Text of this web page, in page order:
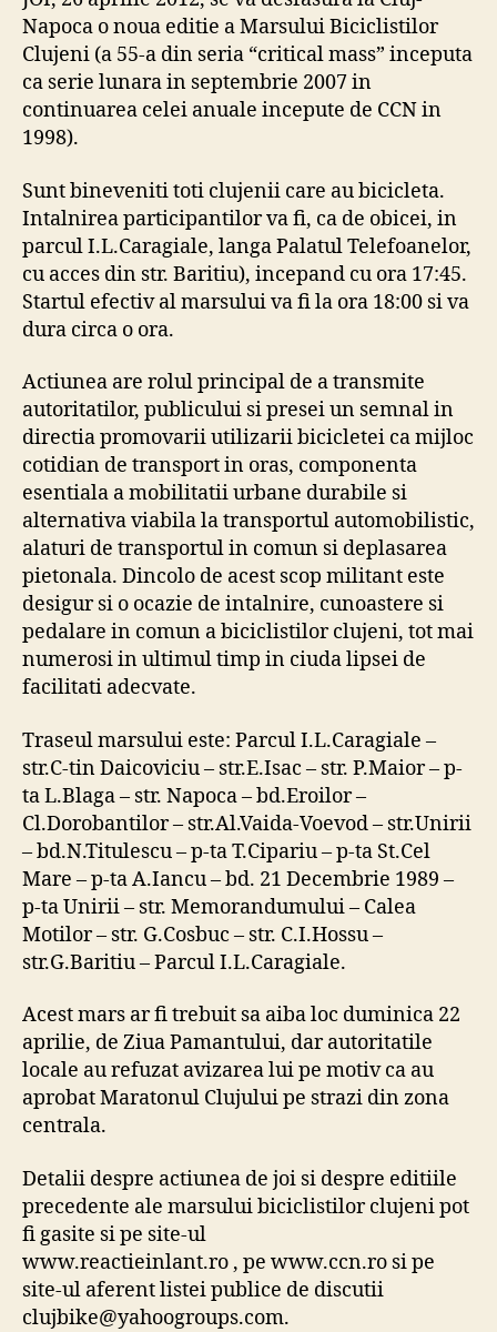
Napoca o noua editie a Marsului Biciclistilor
Clujeni (a 55-a din seria “critical mass” inceputa
ca serie lunara in septembrie 2007 in
continuarea celei anuale incepute de CCN in
1998).
Sunt bineveniti toti clujenii care au bicicleta.
Intalnirea participantilor va fi, ca de obicei, in
parcul I.L.Caragiale, langa Palatul Telefoanelor,
cu acces din str. Baritiu), incepand cu ora 17:45.
Startul efectiv al marsului va fi la ora 18:00 si va
dura circa o ora.
Actiunea are rolul principal de a transmite
autoritatilor, publicului si presei un semnal in
directia promovarii utilizarii bicicletei ca mijloc
cotidian de transport in oras, componenta
esentiala a mobilitatii urbane durabile si
alternativa viabila la transportul automobilistic,
alaturi de transportul in comun si deplasarea
pietonala. Dincolo de acest scop militant este
desigur si o ocazie de intalnire, cunoastere si
pedalare in comun a biciclistilor clujeni, tot mai
numerosi in ultimul timp in ciuda lipsei de
facilitati adecvate.
Traseul marsului este: Parcul I.L.Caragiale –
str.C-tin Daicoviciu – str.E.Isac – str. P.Maior – p-
ta L.Blaga – str. Napoca – bd.Eroilor –
Cl.Dorobantilor – str.Al.Vaida-Voevod – str.Unirii
– bd.N.Titulescu – p-ta T.Cipariu – p-ta St.Cel
Mare – p-ta A.Iancu – bd. 21 Decembrie 1989 –
p-ta Unirii – str. Memorandumului – Calea
Motilor – str. G.Cosbuc – str. C.I.Hossu –
str.G.Baritiu – Parcul I.L.Caragiale.
Acest mars ar fi trebuit sa aiba loc duminica 22
aprilie, de Ziua Pamantului, dar autoritatile
locale au refuzat avizarea lui pe motiv ca au
aprobat Maratonul Clujului pe strazi din zona
centrala.
Detalii despre actiunea de joi si despre editiile
precedente ale marsului biciclistilor clujeni pot
fi gasite si pe site-ul
www.reactieinlant.ro , pe www.ccn.ro si pe
site-ul aferent listei publice de discutii
clujbike@yahoogroups.com.